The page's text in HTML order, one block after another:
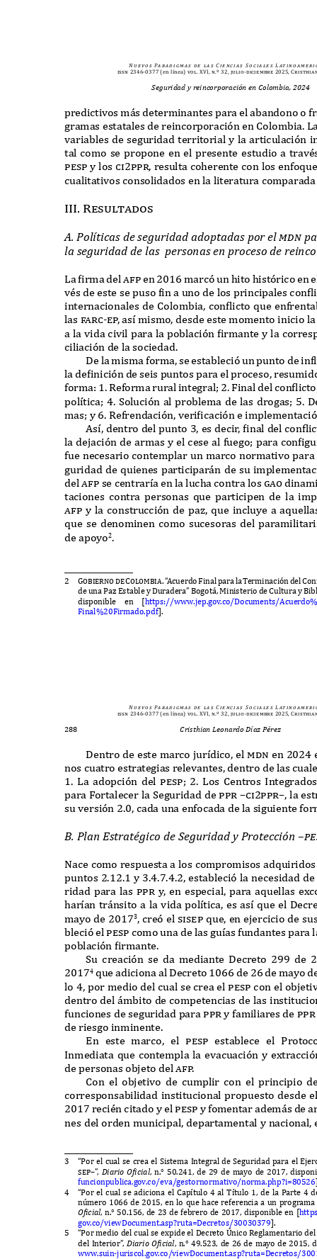
N u e v o s Pa r a d i g m a s d e l a s C i e n c i a s S o c i a l e s L at i n o a m e r i
issn 2346-0377(en línea) vol. XVI, n.º 32, julio-diciembre 2025,
Seguridad y reincorporación en Colombia, 2024
predictivos más determinantes para el abandono o
gramas estatales de reincorporación en Colombia. L
variables de seguridad territorial y la articulación
tal como se propone en el presente estudio a travé
pespy losci2ppr, resulta coherente con los enfoq
cualitativos consolidados en la literatura
III. Resultados
A. Políticas de seguridad adoptadas por elmdn p
la seguridad de las personas en proceso de reinc
Lafirma del afpen 2016 marcó un hito histórico en
vés de este se puso fin a uno de los principales conf
internacionales de Colombia, conflictoque
las farc-ep,asímismo,desde este momento inicio
a la vida civil para la poblaciónfirmante y la
ciliación de la sociedad.
De la misma forma,se estableció un punto de inf
la definición de seis puntos para el proceso,
forma: 1. Reforma rural integral; 2. Final del conflicto
política; 4. Solución al problema de las drogas; 5. D
mas; y 6. Refrendación, verificación e
Así, dentro del punto 3, es decir, final del conf
la dejación de armas y el cese al fuego; para conf
fue necesario contemplar un marco normativo
guridad dequienes participarán de su
del afp se centraría en la lucha contra los gao
taciones contra personas que participen de la
afp y la construcción de paz, que incluye a aq
que se denominen como sucesoras del
de apoyo2.
2 Gobierno de Colombia.“AcuerdoFinalpara laTerminación delCon
de unaPaz Estable yDuradera” Bogotá, Ministerio deCultura yB
disponible en [https://www.jep .gov.co/Documents/Acuerdo
Final%20Firmado.pdf].
N u e v o s Pa r a d i g m a s d e l a s C i e n c i a s S o c i a l e s L at i n o a m e r i
issn 2346-0377(en línea) vol. XVI, n.º 32, julio-diciembre 2025,
288 Cristhian Leonardo Díaz Pérez
Dentro de este marco jurídico,elmdn en 2024
nos cuatro estrategias relevantes,dentro de las
1. La adopción delpesp; 2. Los Centros I
para Fortalecer la Seguridad deppr –ci2ppr–,la
su versión 2.0, cada una enfocada de la siguiente
B. PlanEstratégico deSeguridady Protección–p
Nace como respuesta a los compromisos adq
puntos 2.12.1 y 3.4.7.4.2,estableció la necesidad
ridad para lasppr y,en especial,para aquellas ex
harían tránsito a la vida política, es así que el D
mayo de 20173,creó el sisep que, en ejercicio de
bleció elpesp como una de las guías fundantes para
población firmante.
Su creación se da mediante Decreto 299de
20174 que adiciona al Decreto 1066 de 26de mayo
lo 4, por medio del cual se crea elpespcon el
dentro delámbito de competencias de las
funciones de seguridad parappry familiares de ppr
de riesgo inminente.
En este marco, elpespestablece el P
Inmediata que contempla la evacuación y ex
de personas objeto del afp.
Con el objetivo de cumplir con el principio
corresponsabilidad institucional propuesto desde
2017 recién citado y elpesp y fomentar además de
nes del orden municipal, departamental y nacional,
3
4
“Por el cual se crea el Sistema Integral deSeguridad para elE
sep–”, DiarioOficial,n.° 50.241,de 29 de mayo de 2017,
funcionpublica.gov.co/eva/gestornormativo/norma.php?i=80526
“Por el cual se adiciona el Capítulo 4alTítulo 1,de la Parte 4
número 1066de2015, en lo que hace referencia a un
Oficial,n.° 50.156, de 23de febrero de 2017, disponible en [
gov.co/viewDocument.asp?ruta=Decretos/30030379].
5 “Por medio del cual se expide el Decreto ÚnicoReglamentario
del Interior”, DiarioOficial, n.° 49.523, de 26de mayo de 2015,
www.suin-juriscol.gov.co/viewDocument.asp?ruta=Decretos/